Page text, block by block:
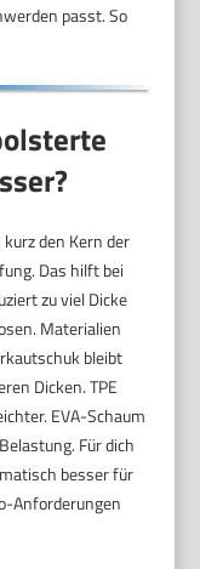
passt. So
den Kern der
Das hilft bei
zu viel Dicke
Materialien
bleibt
Dicken. TPE
EVA-Schaum
Für dich
besser für
Anforderungen